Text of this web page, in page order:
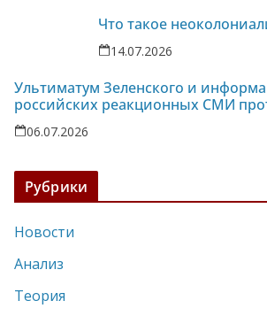
Что такое
14.07.2026
Ультиматум Зеленского и
российских реакционных СМИ
06.07.2026
Рубрики
Новости
Анализ
Теория